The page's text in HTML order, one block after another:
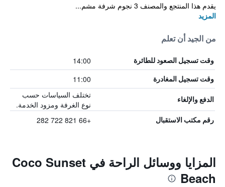
يقدم هذا المنتجع والمصنف 3 نجوم شرفة مشم...
المزيد
من الجيد أن تعلم
وقت تسجيل الصعود للطائرة 14:00
وقت تسجيل المغادرة 11:00
الدفع والإلغاء
تختلف السياسات حسب
نوع الغرفة ومزود الخدمة.
رقم مكتب الاستقبال +66 821 722 282
المزايا ووسائل الراحة في Coco Sunset
Beach